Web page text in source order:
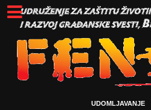
UDOMLJAVANJE